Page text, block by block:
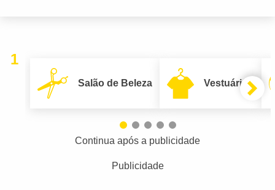
1
Salão de Beleza Vestuário
Continua após a publicidade
Publicidade